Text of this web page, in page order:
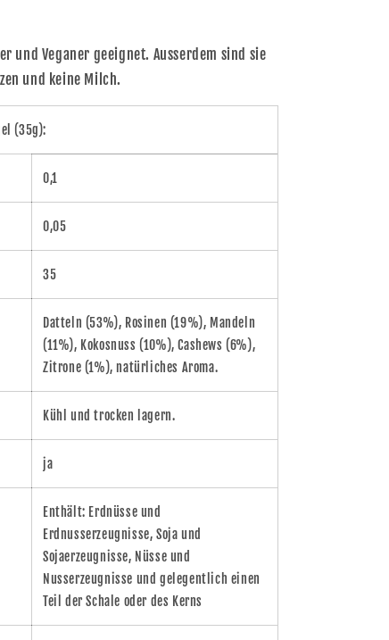
und Veganer geeignet. Ausserdem sind sie
und keine Milch.
(35g):
0,1
0,05
35
Datteln (53%), Rosinen (19%), Mandeln
(11%), Kokosnuss (10%), Cashews (6%),
Zitrone (1%), natürliches Aroma.
Kühl und trocken lagern.
ja
Enthält: Erdnüsse und
Erdnusserzeugnisse, Soja und
Sojaerzeugnisse, Nüsse und
Nusserzeugnisse und gelegentlich einen
Teil der Schale oder des Kerns